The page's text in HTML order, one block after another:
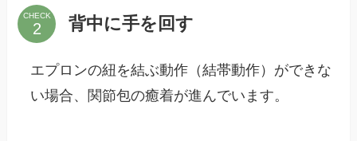
CHECK 背中に手を回す
エプロンの紐を結ぶ動作（結帯動作）ができな
い場合、関節包の癒着が進んでいます。